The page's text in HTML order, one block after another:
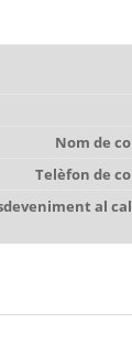
Nom de
Telèfon de
al